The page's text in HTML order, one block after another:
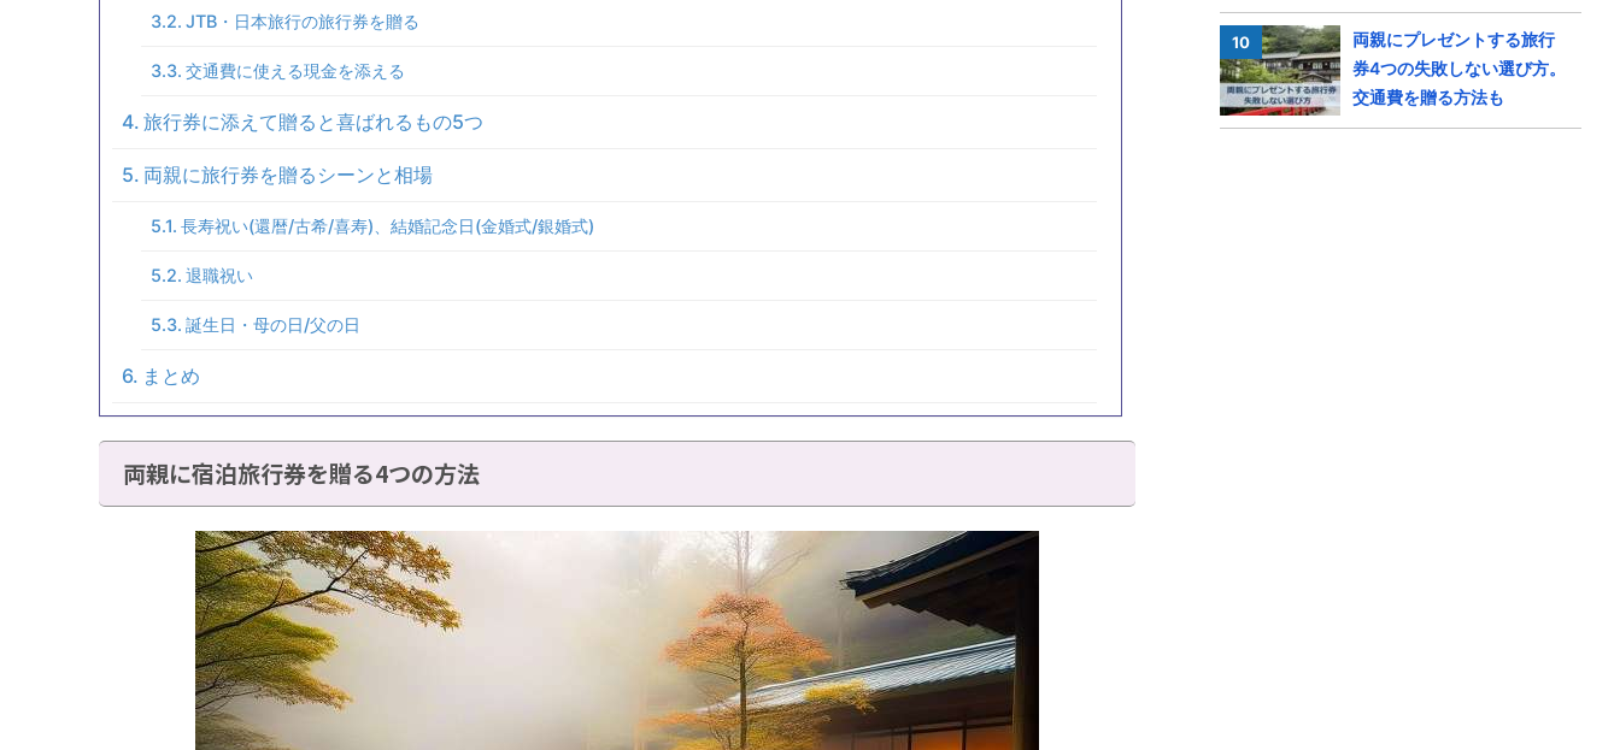
JTB・日本旅行の旅行券を贈る
交通費に使える現金を添える
旅行券に添えて贈ると喜ばれるもの5つ
両親に旅行券を贈るシーンと相場
長寿祝い(還暦/古希/喜寿)、結婚記念日(金婚式/銀婚式)
退職祝い
誕生日・母の日/父の日
まとめ
両親に宿泊旅行券を贈る4つの方法
両親にプレゼントする旅行
券4つの失敗しない選び方。
交通費を贈る方法も